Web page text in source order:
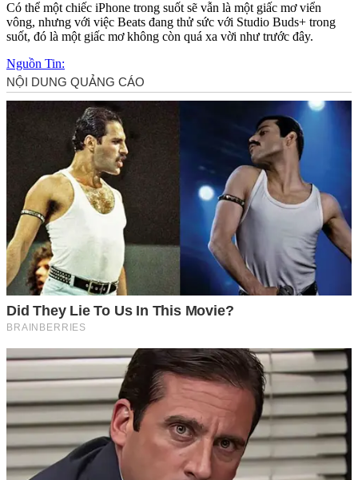
Có thể một chiếc iPhone trong suốt sẽ vẫn là một giấc mơ viển
vông, nhưng với việc Beats đang thử sức với Studio Buds+ trong
suốt, đó là một giấc mơ không còn quá xa vời như trước đây.
Nguồn Tin: